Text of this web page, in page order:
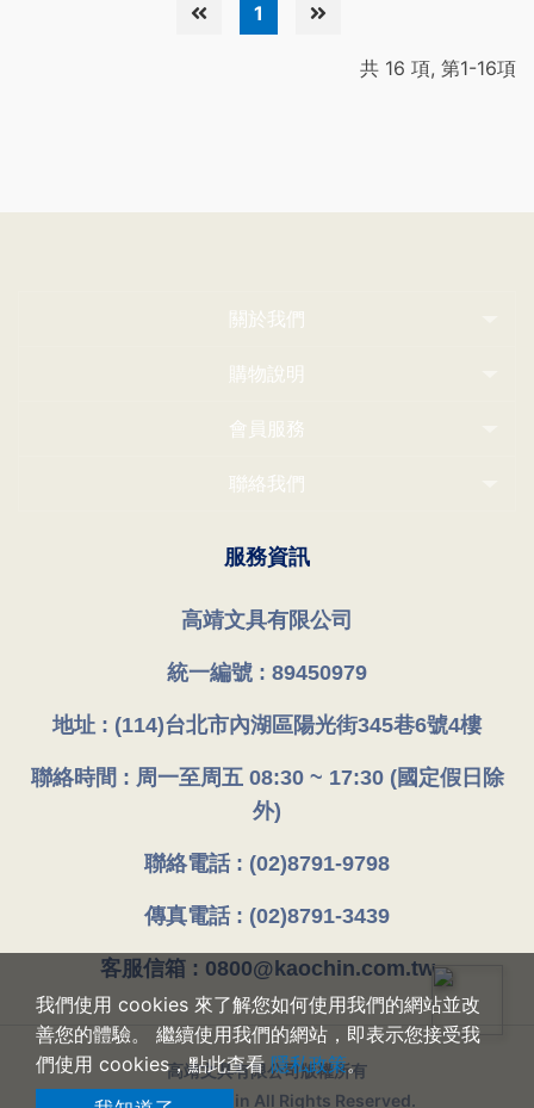
1
共 16 項, 第1-16項
關於我們
購物說明
會員服務
聯絡我們
服務資訊
高靖文具有限公司
統一編號 : 89450979
地址 : (114)台北市內湖區陽光街345巷6號4樓
聯絡時間 : 周一至周五 08:30 ~ 17:30 (國定假日除
外)
聯絡電話 : (02)8791-9798
傳真電話 : (02)8791-3439
客服信箱 : 0800@kaochin.com.tw
高靖文具有限公司版權所有
© 2026 Kaochin All Rights Reserved.
我們使用 cookies 來了解您如何使用我們的網站並改
善您的體驗。 繼續使用我們的網站，即表示您接受我
們使用 cookies，點此查看隱私政策。